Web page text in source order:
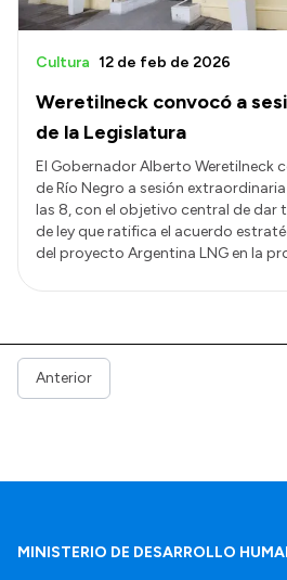
Weretilneck convocó a
de la Legislatura
Cultura 12 de feb de 2026
El Gobernador Alberto Weretilneck
de Río Negro a sesión
las 8, con el objetivo central de
de ley que ratifica el acuerdo
del proyecto Argentina LNG en la
Anterior
MINISTERIO DE DESARROLLO